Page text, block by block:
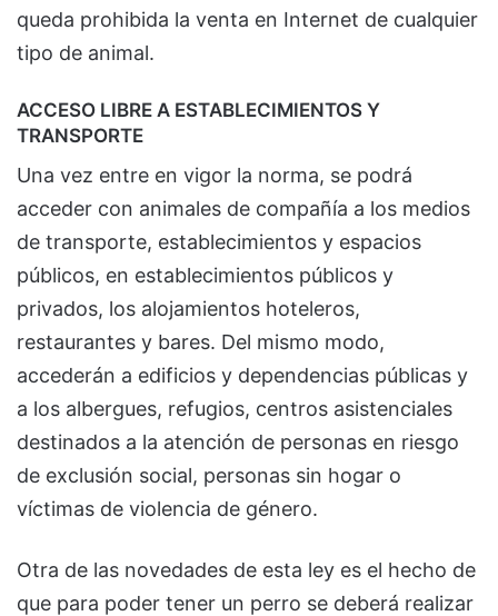
queda prohibida la venta en Internet de cualquier
tipo de animal.
ACCESO LIBRE A ESTABLECIMIENTOS Y
TRANSPORTE
Una vez entre en vigor la norma, se podrá
acceder con animales de compañía a los medios
de transporte, establecimientos y espacios
públicos, en establecimientos públicos y
privados, los alojamientos hoteleros,
restaurantes y bares. Del mismo modo,
accederán a edificios y dependencias públicas y
a los albergues, refugios, centros asistenciales
destinados a la atención de personas en riesgo
de exclusión social, personas sin hogar o
víctimas de violencia de género.
Otra de las novedades de esta ley es el hecho de
que para poder tener un perro se deberá realizar